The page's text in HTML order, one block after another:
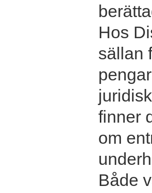
Hos
sällan
finner
om
Både